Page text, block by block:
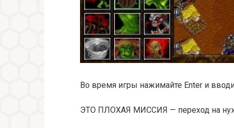
Во время игры нажимайте Enter и
ЭТО ПЛОХАЯ МИССИЯ — переход на